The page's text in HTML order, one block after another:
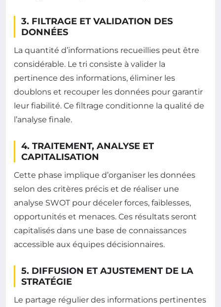
3. FILTRAGE ET VALIDATION DES
DONNÉES
La quantité d’informations recueillies peut être
considérable. Le tri consiste à valider la
pertinence des informations, éliminer les
doublons et recouper les données pour garantir
leur fiabilité. Ce filtrage conditionne la qualité de
l’analyse finale.
4. TRAITEMENT, ANALYSE ET
CAPITALISATION
Cette phase implique d’organiser les données
selon des critères précis et de réaliser une
analyse SWOT pour déceler forces, faiblesses,
opportunités et menaces. Ces résultats seront
capitalisés dans une base de connaissances
accessible aux équipes décisionnaires.
5. DIFFUSION ET AJUSTEMENT DE LA
STRATÉGIE
Le partage régulier des informations pertinentes